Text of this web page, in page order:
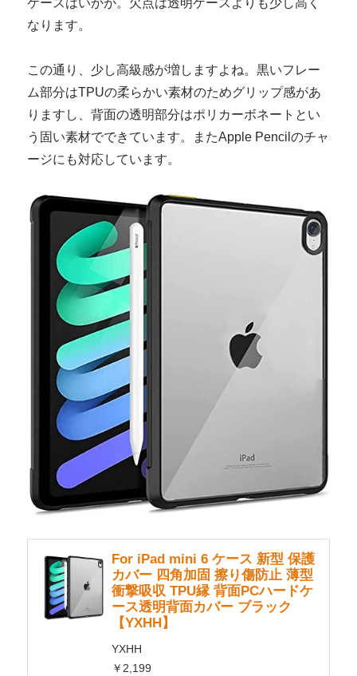
ケースはいかが。欠点は透明ケースよりも少し高く
なります。
この通り、少し高級感が増しますよね。黒いフレー
ム部分はTPUの柔らかい素材のためグリップ感があ
りますし、背面の透明部分はポリカーボネートとい
う固い素材でできています。またApple Pencilのチャ
ージにも対応しています。
For iPad mini 6 ケース 新型 保護
カバー 四角加固 擦り傷防止 薄型
衝撃吸収 TPU縁 背面PCハードケ
ース透明背面カバー ブラック
【YXHH】
YXHH
￥2,199